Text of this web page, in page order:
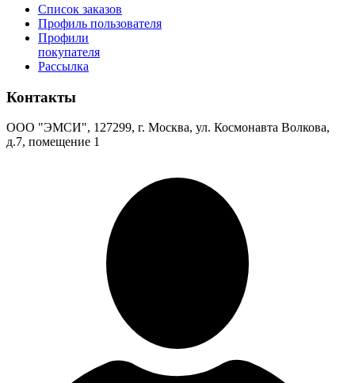
Список заказов
Профиль пользователя
Профили
покупателя
Рассылка
Контакты
ООО "ЭМСИ", 127299, г. Москва, ул. Космонавта Волкова,
д.7, помещение 1